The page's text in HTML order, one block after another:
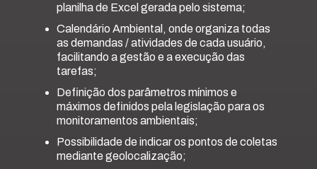
planilha de Excel gerada pelo sistema;
Calendário Ambiental, onde organiza todas
as demandas / atividades de cada usuário,
facilitando a gestão e a execução das
tarefas;
Definição dos parâmetros mínimos e
máximos definidos pela legislação para os
monitoramentos ambientais;
Possibilidade de indicar os pontos de coletas
mediante geolocalização;